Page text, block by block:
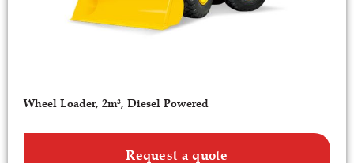
Wheel Loader, 2m³, Diesel Powered
Request a quote